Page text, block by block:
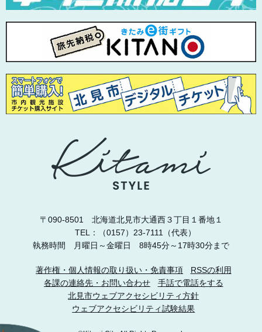
〒090-8501 北海道北見市大通西３丁目１番地１
TEL：（0157）23-7111（代表）
執務時間 月曜日～金曜日 8時45分～17時30分まで
著作権・個人情報の取り扱い・免責事項
RSSの利用
各課の連絡先・お問い合わせ
手話で電話をする
北見市ウェブアクセシビリティ方針
ウェブアクセシビリティ試験結果